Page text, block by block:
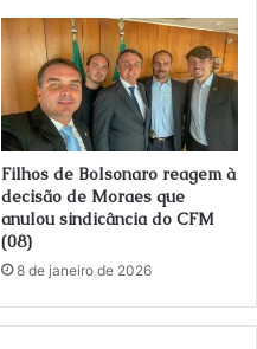
Filhos de Bolsonaro reagem à
decisão de Moraes que
anulou sindicância do CFM
(08)
8 de janeiro de 2026